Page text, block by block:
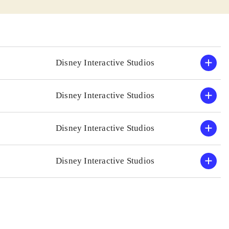
mikrofon og
de andre.
30 numre kan
Demi Lovato.
Disney Interactive Studios
Disney Interactive Studios
Disney Interactive Studios
Disney Interactive Studios